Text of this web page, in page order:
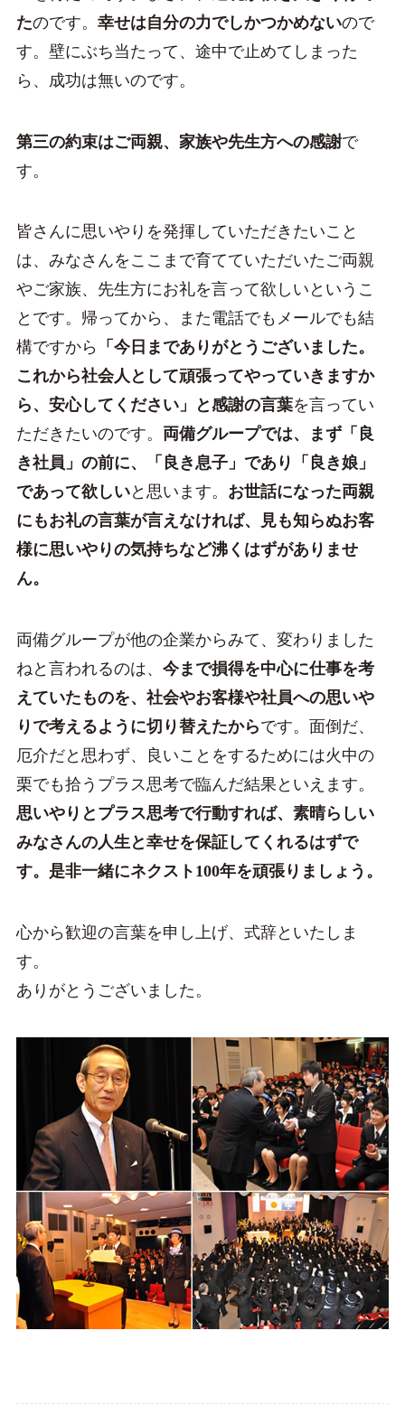
たのです。 幸せは自分の力でしかつかめないので
す。壁にぶち当たって、途中で止めてしまった
ら、成功は無いのです。
第三の約束はご両親、家族や先生方への感謝で
す。
皆さんに思いやりを発揮していただきたいこと
は、みなさんをここまで育てていただいたご両親
やご家族、先生方にお礼を言って欲しいというこ
とです。帰ってから、また電話でもメールでも結
構ですから
「今日までありがとうございました。
これから社会人として頑張ってやっていきますか
ら、安心してください」と感謝の言葉を言ってい
ただきたいのです。 両備グループでは、まず「良
き社員」の前に、「良き息子」であり「良き娘」
であって欲しいと思います。 お世話になった両親
にもお礼の言葉が言えなければ、見も知らぬお客
様に思いやりの気持ちなど沸くはずがありませ
ん。
両備グループが他の企業からみて、変わりました
ねと言われるのは、 今まで損得を中心に仕事を考
えていたものを、社会やお客様や社員への思いや
りで考えるように切り替えたからです。面倒だ、
厄介だと思わず、良いことをするためには火中の
栗でも拾うプラス思考で臨んだ結果といえます。
思いやりとプラス思考で行動すれば、素晴らしい
みなさんの人生と幸せを保証してくれるはずで
す。是非一緒にネクスト100年を頑張りましょう。
心から歓迎の言葉を申し上げ、式辞といたしま
す。
ありがとうございました。